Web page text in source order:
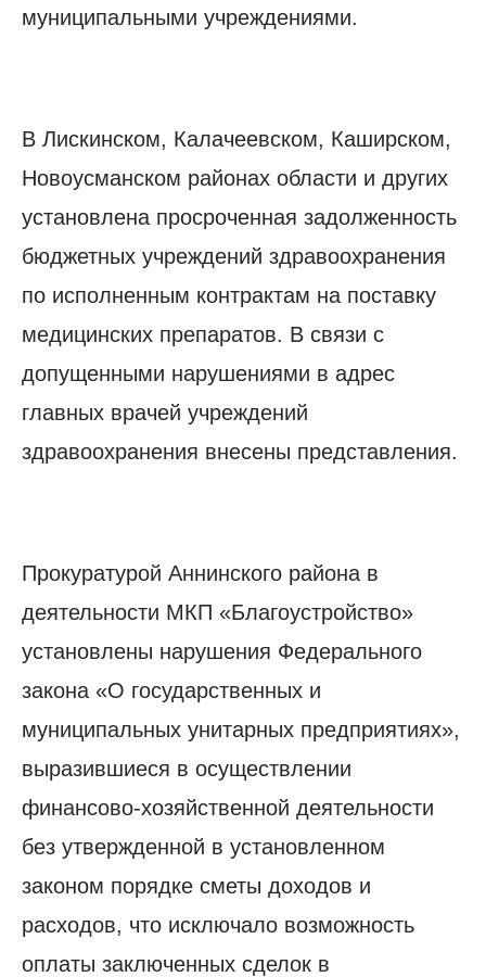
муниципальными учреждениями.
В Лискинском, Калачеевском, Каширском,
Новоусманском районах области и других
установлена просроченная задолженность
бюджетных учреждений здравоохранения
по исполненным контрактам на поставку
медицинских препаратов. В связи с
допущенными нарушениями в адрес
главных врачей учреждений
здравоохранения внесены представления.
Прокуратурой Аннинского района в
деятельности МКП «Благоустройство»
установлены нарушения Федерального
закона «О государственных и
муниципальных унитарных предприятиях»,
выразившиеся в осуществлении
финансово-хозяйственной деятельности
без утвержденной в установленном
законом порядке сметы доходов и
расходов, что исключало возможность
оплаты заключенных сделок в